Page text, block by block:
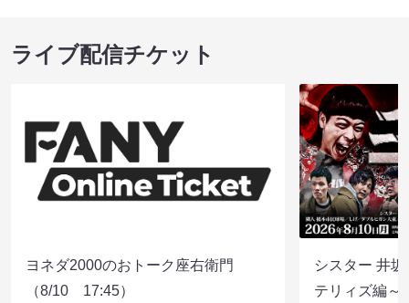
ライブ配信チケット
ヨネダ2000のおトーク座右衛門
（8/10 17:45）
シスター 井
テリィズ編